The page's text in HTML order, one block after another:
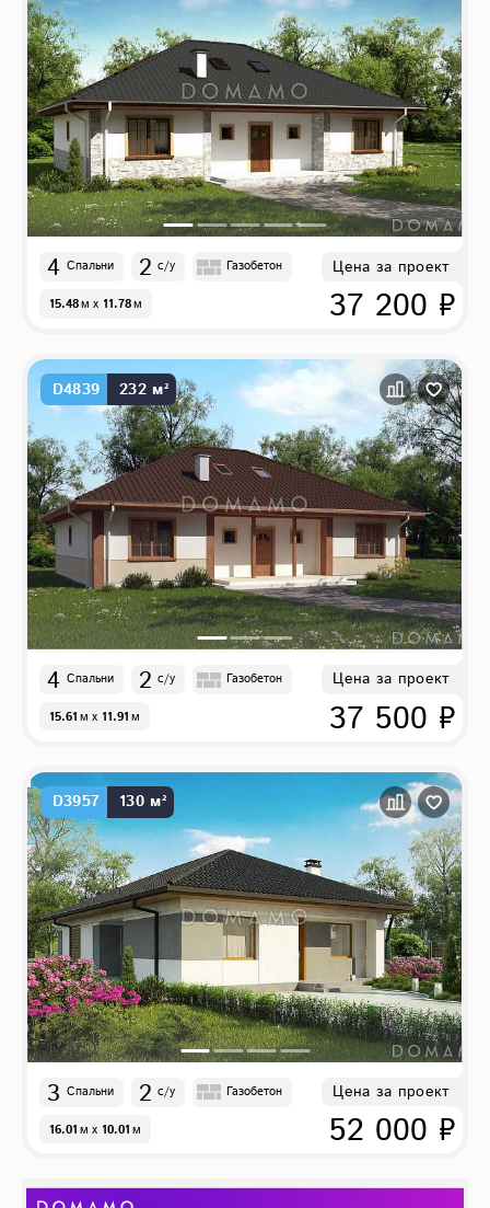
4 Спальни 2 с/у Газобетон
15.48м x 11.78м
Цена за проект
37 200 ₽
D4839 232 м²
4 Спальни 2 с/у Газобетон
15.61м x 11.91м
Цена за проект
37 500 ₽
D3957 130 м²
3 Спальни 2 с/у Газобетон
16.01м x 10.01м
Цена за проект
52 000 ₽